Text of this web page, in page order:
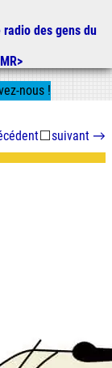
Aller au contenu
Aller à la recherche
radio des gens du
nous !
⬜suivant →